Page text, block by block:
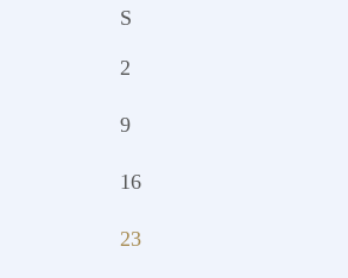
S
2
9
16
23